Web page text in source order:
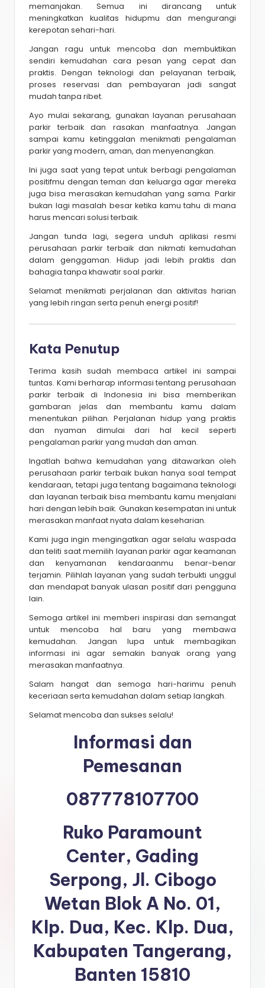
memanjakan. Semua ini dirancang untuk
meningkatkan kualitas hidupmu dan mengurangi
kerepotan sehari-hari.
Jangan ragu untuk mencoba dan membuktikan
sendiri kemudahan cara pesan yang cepat dan
praktis. Dengan teknologi dan pelayanan terbaik,
proses reservasi dan pembayaran jadi sangat
mudah tanpa ribet.
Ayo mulai sekarang, gunakan layanan perusahaan
parkir terbaik dan rasakan manfaatnya. Jangan
sampai kamu ketinggalan menikmati pengalaman
parkir yang modern, aman, dan menyenangkan.
Ini juga saat yang tepat untuk berbagi pengalaman
positifmu dengan teman dan keluarga agar mereka
juga bisa merasakan kemudahan yang sama. Parkir
bukan lagi masalah besar ketika kamu tahu di mana
harus mencari solusi terbaik.
Jangan tunda lagi, segera unduh aplikasi resmi
perusahaan parkir terbaik dan nikmati kemudahan
dalam genggaman. Hidup jadi lebih praktis dan
bahagia tanpa khawatir soal parkir.
Selamat menikmati perjalanan dan aktivitas harian
yang lebih ringan serta penuh energi positif!
Kata Penutup
Terima kasih sudah membaca artikel ini sampai
tuntas. Kami berharap informasi tentang perusahaan
parkir terbaik di Indonesia ini bisa memberikan
gambaran jelas dan membantu kamu dalam
menentukan pilihan. Perjalanan hidup yang praktis
dan nyaman dimulai dari hal kecil seperti
pengalaman parkir yang mudah dan aman.
Ingatlah bahwa kemudahan yang ditawarkan oleh
perusahaan parkir terbaik bukan hanya soal tempat
kendaraan, tetapi juga tentang bagaimana teknologi
dan layanan terbaik bisa membantu kamu menjalani
hari dengan lebih baik. Gunakan kesempatan ini untuk
merasakan manfaat nyata dalam keseharian.
Kami juga ingin mengingatkan agar selalu waspada
dan teliti saat memilih layanan parkir agar keamanan
dan kenyamanan kendaraanmu benar-benar
terjamin. Pilihlah layanan yang sudah terbukti unggul
dan mendapat banyak ulasan positif dari pengguna
lain.
Semoga artikel ini memberi inspirasi dan semangat
untuk mencoba hal baru yang membawa
kemudahan. Jangan lupa untuk membagikan
informasi ini agar semakin banyak orang yang
merasakan manfaatnya.
Salam hangat dan semoga hari-harimu penuh
keceriaan serta kemudahan dalam setiap langkah.
Selamat mencoba dan sukses selalu!
Informasi dan
Pemesanan
087778107700
Ruko Paramount
Center, Gading
Serpong, Jl. Cibogo
Wetan Blok A No. 01,
Klp. Dua, Kec. Klp. Dua,
Kabupaten Tangerang,
Banten 15810